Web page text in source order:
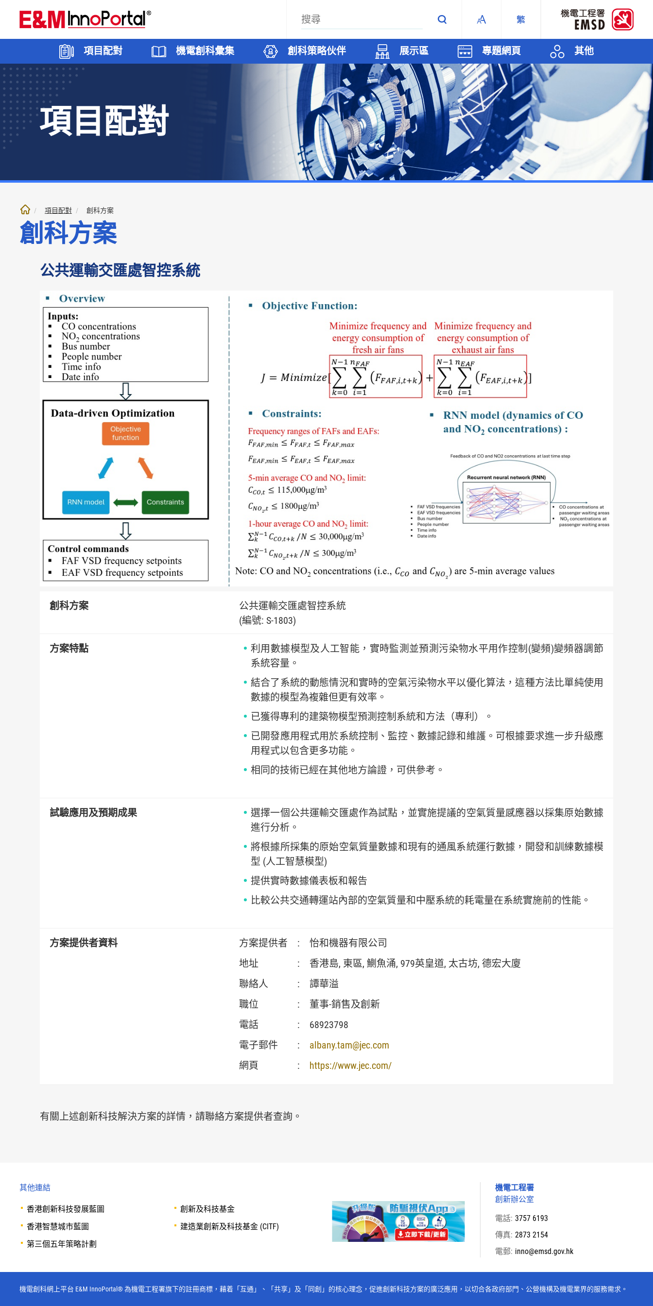
內
部
份
項目配對
創科願望 創科方案 試驗項目
機電創科彙集 創科策略伙伴
香港 大灣區
展示區
機電創科專區 機電創科廊
專題網頁
5G應用 智能建築 無人機和機器人
其他
焦點 聯絡我們
項目配對
項目配對 創科方案
創科方案
公共運輸交匯處智控系統
創科方案
公共運輸交匯處智控系統
(編號: S-1803)
方案特點
利用數據模型及人工智能，實時監測並預測污染物水平用作控制(變頻)變頻器調節
系統容量。
結合了系統的動態情況和實時的空氣污染物水平以優化算法，這種方法比單純使用
數據的模型為複雜但更有效率。
已獲得專利的建築物模型預測控制系統和方法（專利）。
已開發應用程式用於系統控制、監控、數據記錄和維護。可根據要求進一步升級應
用程式以包含更多功能。
相同的技術已經在其他地方論證，可供參考。
試驗應用及預期成果
選擇一個公共運輸交匯處作為試點，並實施提議的空氣質量感應器以採集原始數據
進行分析。
將根據所採集的原始空氣質量數據和現有的通風系統運行數據，開發和訓練數據模
型 (人工智慧模型)
提供實時數據儀表板和報告
比較公共交通轉運站內部的空氣質量和中壓系統的耗電量在系統實施前的性能。
方案提供者資料 方案提供者 :
怡和機器有限公司
地址
:
香港島, 東區, 鰂魚涌, 979英皇道, 太古坊, 德宏大廈
聯絡人
:
譚華溢
職位
:
董事-銷售及創新
電話
:
68923798
電子郵件
:
albany.tam@jec.com
網頁
: https://www.jec.com/
有關上述創新科技解決方案的詳情，請聯絡方案提供者查詢。
其他連結
香港創新科技發展藍圖
創新及科技基金
香港智慧城市藍圖
建造業創新及科技基金 (CITF)
第三個五年策略計劃
機電工程署
創新辦公室
電話: 3757 6193
傳真: 2873 2154
電郵: inno@emsd.gov.hk
機電創科網上平台 E&M InnoPortal® 為機電工程署旗下的註冊商標，藉着「互通」、「共享」及「同創」的核心理念，促進創新科技方案的廣泛應用，以切合各政府部門、公營機構及機電業界的服務需求。